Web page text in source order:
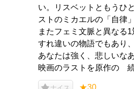
い。リスベットともうひ
ストのミカエルの「自律
またフェミ文脈と異なる
すれ違いの物語でもあり
あなたは強く、悲しいな
映画のラストを原作の 続
★30